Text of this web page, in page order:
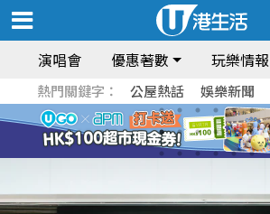
演唱會 優惠著數 玩樂情報
熱門關鍵字： 公屋熱話 娛樂新聞